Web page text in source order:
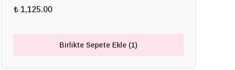
₺ 1,125.00
Birlikte Sepete Ekle (1)